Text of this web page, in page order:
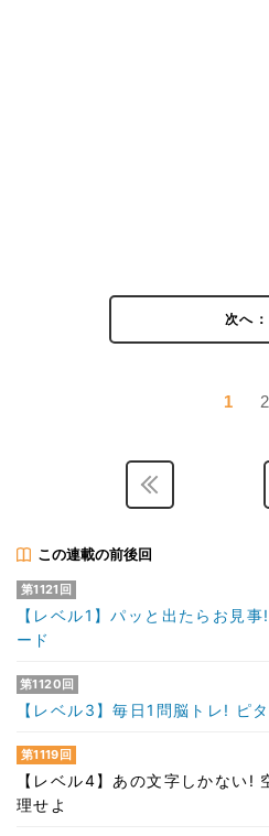
次へ：
1 2
この連載の前後回
第1121回
【レベル1】パッと出たらお見
ード
第1120回
【レベル3】毎日1問脳トレ! ピ
第1119回
【レベル4】あの文字しかない!
理せよ